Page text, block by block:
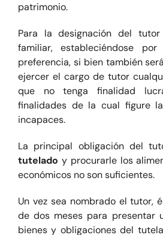
patrimonio.
Para la designación del
familiar, estableciéndose
preferencia, si bien también
ejercer el cargo de tutor
que no tenga finalidad
finalidades de la cual figure
incapaces.
La principal obligación del
tutelado y procurarle los
económicos no son suficientes.
Un vez sea nombrado el tutor,
de dos meses para presentar
bienes y obligaciones del